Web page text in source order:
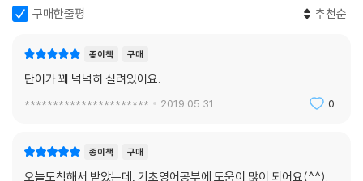
구매한줄평 추천순
종이책 구매
단어가 꽤 넉넉히 실려있어요.
********************** 2019.05.31. 0
종이책 구매
오늘도착해서 받았는데, 기초영어공부에 도움이 많이 되어요(^^).